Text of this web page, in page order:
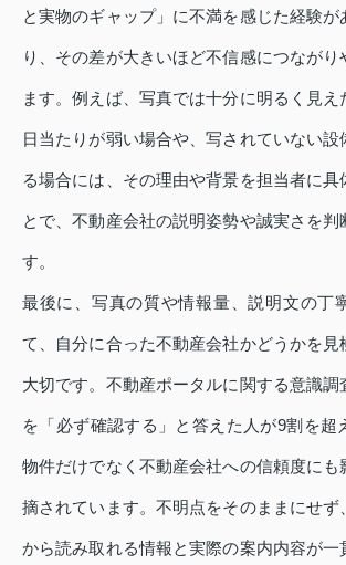
と実物のギャップ」に不満を感じた経験が
り、その差が大きいほど不信感につながり
ます。例えば、写真では十分に明るく見え
日当たりが弱い場合や、写されていない設
る場合には、その理由や背景を担当者に具
とで、不動産会社の説明姿勢や誠実さを判
す。
最後に、写真の質や情報量、説明文の丁
て、自分に合った不動産会社かどうかを見
大切です。不動産ポータルに関する意識調
を「必ず確認する」と答えた人が9割を超
物件だけでなく不動産会社への信頼度にも
摘されています。不明点をそのままにせず
から読み取れる情報と実際の案内内容が一